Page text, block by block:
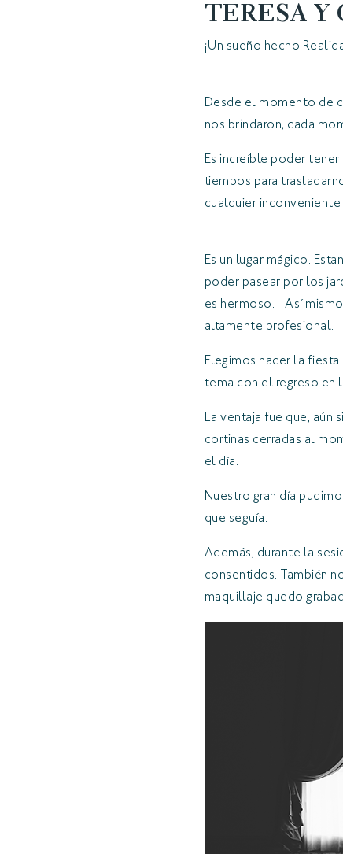
TERESA Y
¡Un sueño hecho
Desde el momento de
nos brindaron, cada
Es increíble poder
tiempos para
cualquier inconveniente
Es un lugar mágico.
poder pasear por los
es hermoso. Así
altamente profesional.
Elegimos hacer la
tema con el regreso en
La ventaja fue que, aún
cortinas cerradas al
el día.
Nuestro gran día
que seguía.
Además, durante la
consentidos. También
maquillaje quedo